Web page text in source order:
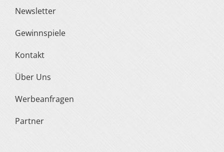
Newsletter
Gewinnspiele
Kontakt
Über Uns
Werbeanfragen
Partner